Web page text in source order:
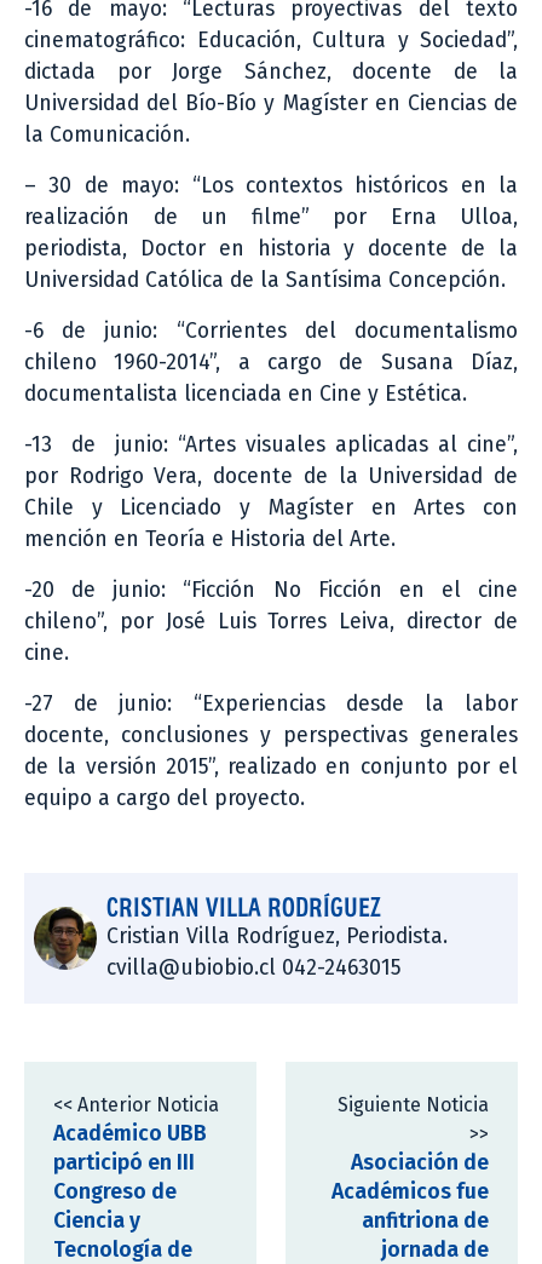
-16 de mayo: “Lecturas proyectivas del texto
cinematográfico: Educación, Cultura y Sociedad”,
dictada por Jorge Sánchez, docente de la
Universidad del Bío-Bío y Magíster en Ciencias de
la Comunicación.
– 30 de mayo: “Los contextos históricos en la
realización de un filme” por Erna Ulloa,
periodista, Doctor en historia y docente de la
Universidad Católica de la Santísima Concepción.
-6 de junio: “Corrientes del documentalismo
chileno 1960-2014”, a cargo de Susana Díaz,
documentalista licenciada en Cine y Estética.
-13 de junio: “Artes visuales aplicadas al cine”,
por Rodrigo Vera, docente de la Universidad de
Chile y Licenciado y Magíster en Artes con
mención en Teoría e Historia del Arte.
-20 de junio: “Ficción No Ficción en el cine
chileno”, por José Luis Torres Leiva, director de
cine.
-27 de junio: “Experiencias desde la labor
docente, conclusiones y perspectivas generales
de la versión 2015”, realizado en conjunto por el
equipo a cargo del proyecto.
CRISTIAN VILLA RODRÍGUEZ
Cristian Villa Rodríguez, Periodista.
cvilla@ubiobio.cl 042-2463015
<< Anterior Noticia
Académico UBB
participó en III
Congreso de
Ciencia y
Tecnología de
Siguiente Noticia
>>
Asociación de
Académicos fue
anfitriona de
jornada de